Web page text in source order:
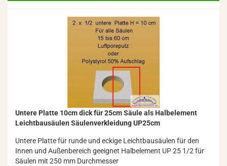
Un­te­re Plat­te 10cm dick für 25cm Säule als Halb­ele­ment
Leicht­bau­säu­len Säu­len­ver­klei­dung UP25cm
Un­te­re Plat­te für runde und ecki­ge Leicht­bau­säu­len für den
Innen und Au­ßen­be­reich ge­eig­net Halb­ele­ment UP 25 1/2 für
Säu­len mit 250 mm Durch­mes­ser